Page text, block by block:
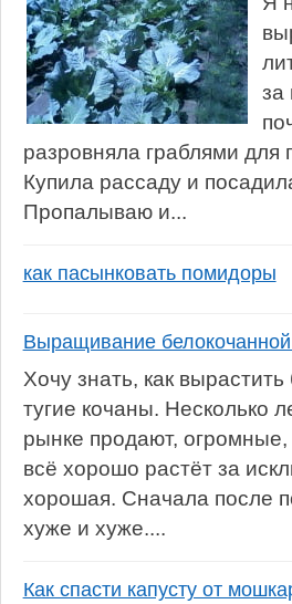
за
разровняла граблями для
Купила рассаду и
Пропалываю и...
как пасынковать помидоры
Выращивание белокочанной
Хочу знать, как
тугие кочаны. Несколько
рынке продают, огромные,
всё хорошо растёт за
хорошая. Сначала после
хуже и хуже....
Как спасти капусту от